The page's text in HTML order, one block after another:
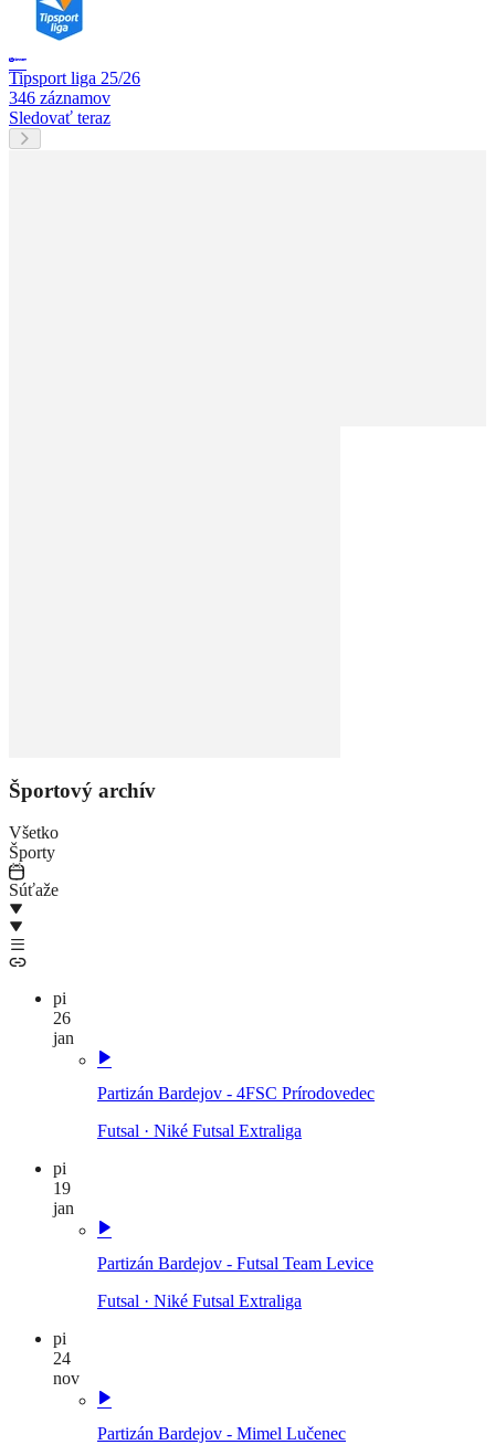
Tipsport liga 25/26
346 záznamov
Sledovať teraz
Športový archív
Všetko
Športy
Súťaže
pi
26
jan
Partizán Bardejov - 4FSC Prírodovedec
Futsal · Niké Futsal Extraliga
pi
19
jan
Partizán Bardejov - Futsal Team Levice
Futsal · Niké Futsal Extraliga
pi
24
nov
Partizán Bardejov - Mimel Lučenec